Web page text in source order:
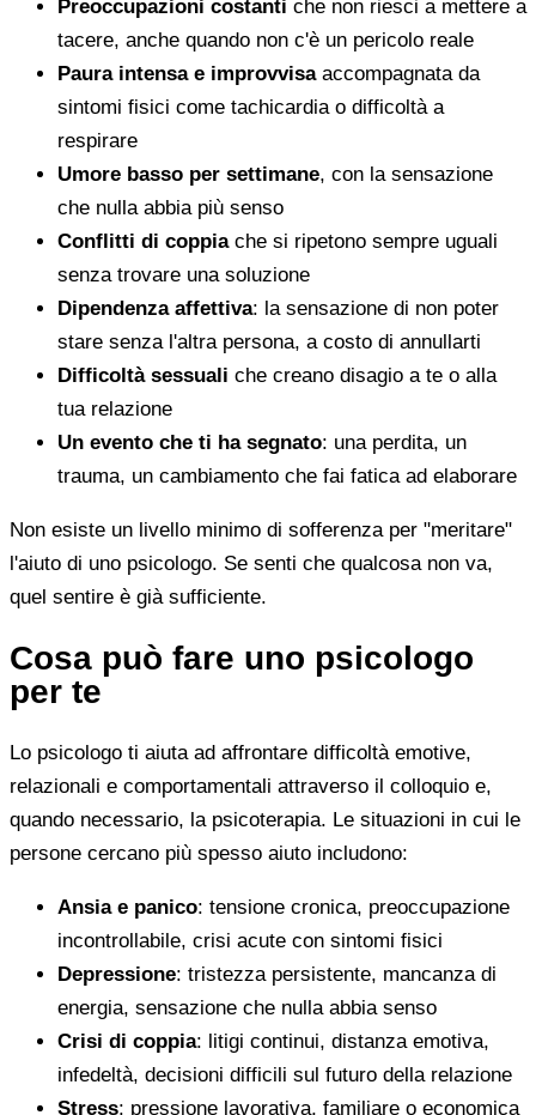
Preoccupazioni costanti che non riesci a mettere a
tacere, anche quando non c'è un pericolo reale
Paura intensa e improvvisaaccompagnata da
sintomi fisici come tachicardia o difficoltà a
respirare
Umore basso per settimane, con la sensazione
che nulla abbia più senso
Conflitti di coppiache si ripetono sempre uguali
senza trovare una soluzione
Dipendenza affettiva: la sensazione di non poter
stare senza l'altra persona, a costo di annullarti
Difficoltà sessuali che creano disagio a te o alla
tua relazione
Un evento che ti ha segnato: una perdita, un
trauma, un cambiamento che fai fatica ad elaborare
Non esiste un livello minimo di sofferenza per "meritare"
l'aiuto di uno psicologo. Se senti che qualcosa non va,
quel sentire è già sufficiente.
Cosa può fare uno psicologo
per te
Lo psicologo ti aiuta ad affrontare difficoltà emotive,
relazionali e comportamentali attraverso il colloquio e,
quando necessario, la psicoterapia. Le situazioni in cui le
persone cercano più spesso aiuto includono:
Ansia e panico: tensione cronica, preoccupazione
incontrollabile, crisi acute con sintomi fisici
Depressione: tristezza persistente, mancanza di
energia, sensazione che nulla abbia senso
Crisi di coppia: litigi continui, distanza emotiva,
infedeltà, decisioni difficili sul futuro della relazione
Stress: pressione lavorativa, familiare o economica